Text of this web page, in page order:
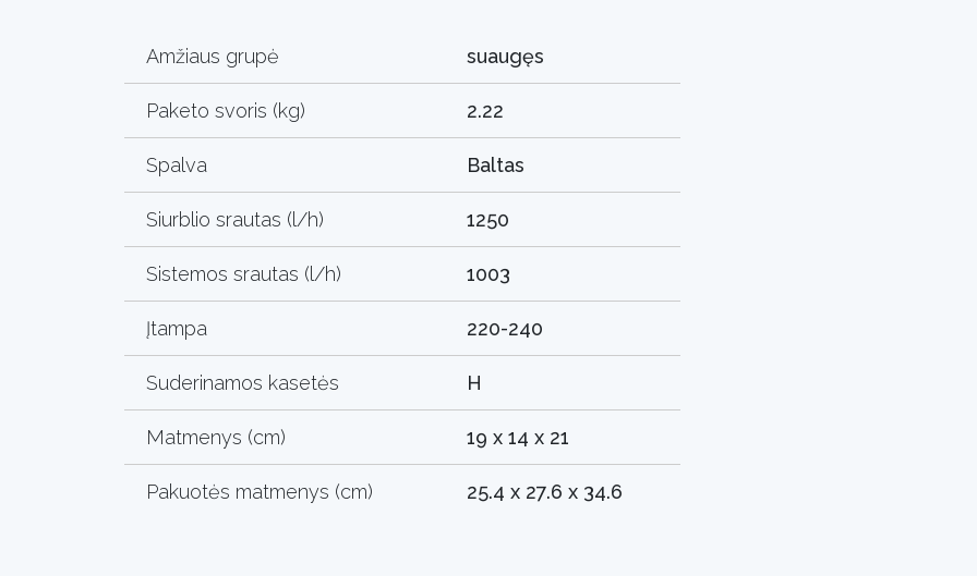
Amžiaus grupė suaugęs
Paketo svoris (kg) 2.22
Spalva Baltas
Siurblio srautas (l/h) 1250
Sistemos srautas (l/h) 1003
Įtampa 220-240
Suderinamos kasetės H
Matmenys (cm) 19 x 14 x 21
Pakuotės matmenys (cm) 25.4 x 27.6 x 34.6